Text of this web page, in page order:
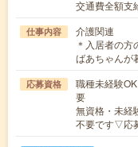
交通費全額支
仕事内容
介護関連
＊入居者の
ばあちゃんが
応募資格
職種未経験
要
無資格・未
不要です▽応